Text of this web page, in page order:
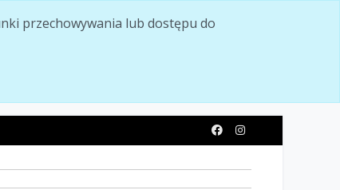
przechowywania lub dostępu do